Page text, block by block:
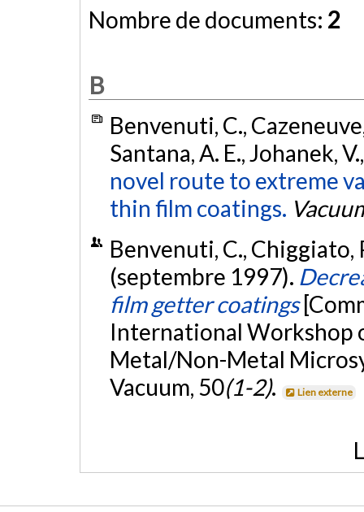
Nombre de documents: 2
B
Benvenuti, C.,
Santana, A. E., Johanek,
novel route to extreme
thin film coatings.
Benvenuti, C., Chiggiato,
(septembre 1997).
film getter coatings
International Workshop
Metal/Non-Metal
Vacuum, 50(1-2). Lien externe